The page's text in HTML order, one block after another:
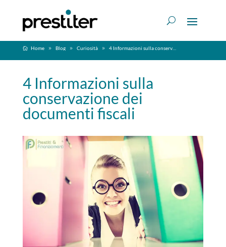
Home Blog Curiosità 4 Informazioni sulla conservazione dei documenti fiscali
4 Informazioni sulla
conservazione dei
documenti fiscali